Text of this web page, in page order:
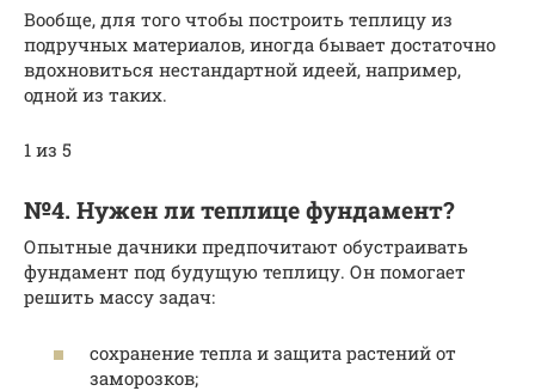
Вообще, для того чтобы построить теплицу из
подручных материалов, иногда бывает достаточно
вдохновиться нестандартной идеей, например,
одной из таких.
1 из 5
№4. Нужен ли теплице фундамент?
Опытные дачники предпочитают обустраивать
фундамент под будущую теплицу. Он помогает
решить массу задач:
сохранение тепла и защита растений от
заморозков;